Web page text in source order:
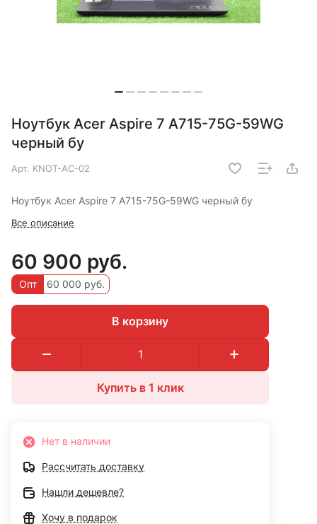
Ноутбук Acer Aspire 7 A715-75G-59WG
черный бу
Арт. KNOT-AC-02
Ноутбук Acer Aspire 7 A715-75G-59WG черный бу
Все описание
60 900 руб.
Опт 60 000 руб.
В корзину
Купить в 1 клик
Нет в наличии
Рассчитать доставку
Нашли дешевле?
Хочу в подарок